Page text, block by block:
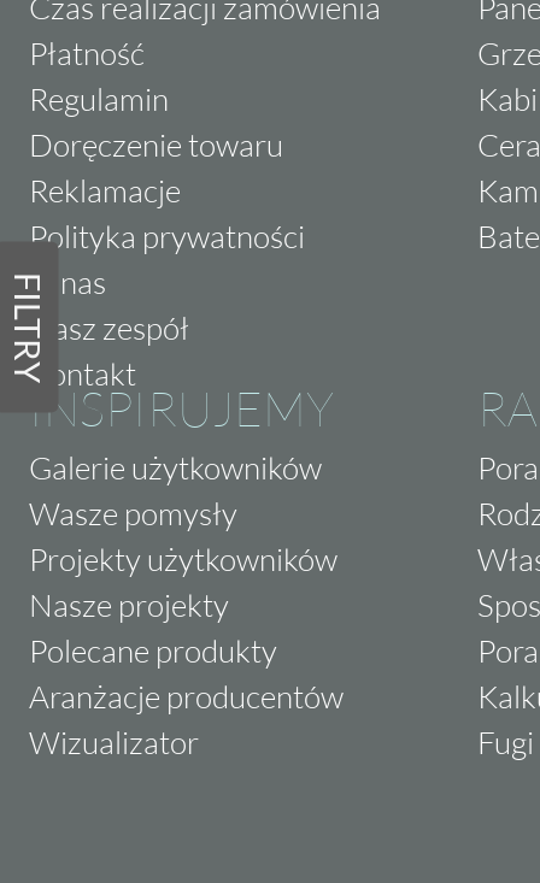
FILTRY
Płatność
Regulamin
Doręczenie towaru
Reklamacje
Polityka prywatności
O nas
Nasz zespół
Kontakt
INSPIRUJEMY
Galerie użytkowników
Wasze pomysły
Projekty użytkowników
Nasze projekty
Polecane produkty
Aranżacje producentów
Wizualizator